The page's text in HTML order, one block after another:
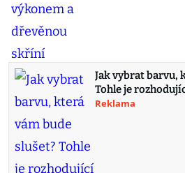
Jak vybrat barvu,
Tohle je
Reklama